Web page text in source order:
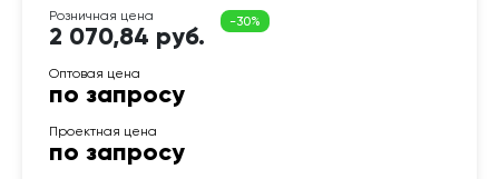
2 070,84 руб.
по запросу
по запросу